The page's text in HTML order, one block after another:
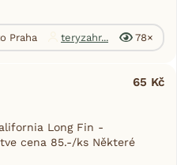
Praha teryzahr... 78×
65 Kč
Long Fin -
cena 85.-/ks Některé